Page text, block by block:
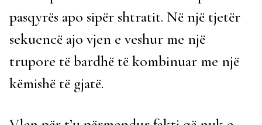
pasqyrës apo sipër shtratit. Në një tjetër
sekuencë ajo vjen e veshur me një
trupore të bardhë të kombinuar me një
këmishë të gjatë.